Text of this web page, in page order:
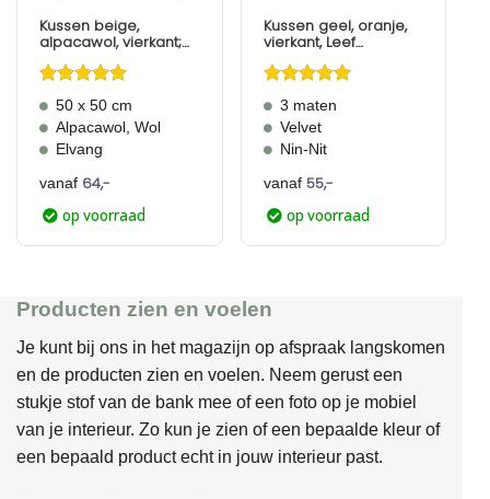
Kussen beige,
alpacawol, vierkant;
Classic, Elvang
Gewaardeerd
5
uit 5
50 x 50 cm
Alpacawol, Wol
Elvang
vanaf 64,-
op voorraad
Kussen geel, oranje,
vierkant, Leef
Structure, 3 maten
Gewaardeerd
5 uit 5
3 maten
Velvet
Nin-Nit
vanaf 55,-
op voorraad
Producten zien en voelen
Je kunt bij ons in het magazijn op afspraak langskomen
en de producten zien en voelen. Neem gerust een
stukje stof van de bank mee of een foto op je mobiel
van je interieur. Zo kun je zien of een bepaalde kleur of
een bepaald product echt in jouw interieur past.